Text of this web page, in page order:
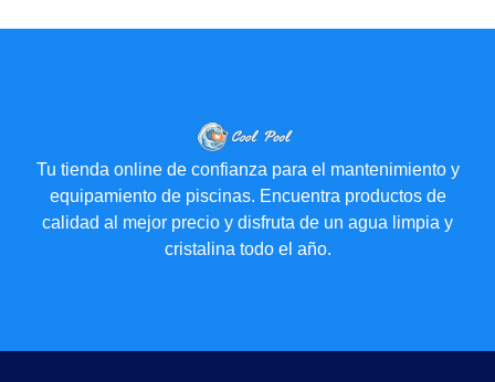
Tu tienda online de confianza para el mantenimiento y
equipamiento de piscinas. Encuentra productos de
calidad al mejor precio y disfruta de un agua limpia y
cristalina todo el año.